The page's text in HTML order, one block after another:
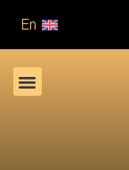
En